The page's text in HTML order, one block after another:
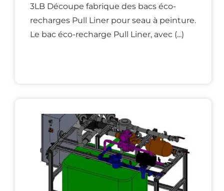
3LB Découpe fabrique des bacs éco-
recharges Pull Liner pour seau à peinture.
Le bac éco-recharge Pull Liner, avec (...)